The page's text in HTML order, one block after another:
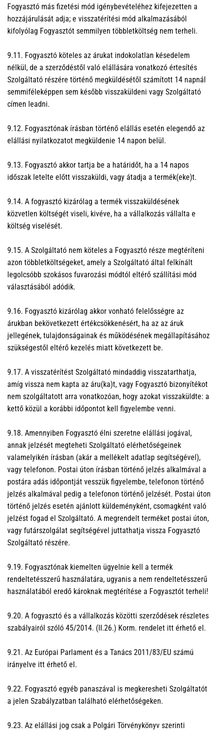
Fogyasztó más fizetési mód igénybevételéhez kifejezetten a
hozzájárulását adja; e visszatérítési mód alkalmazásából
kifolyólag Fogyasztót semmilyen többletköltség nem terheli.
9.11. Fogyasztó köteles az árukat indokolatlan késedelem
nélkül, de a szerződéstől való elállására vonatkozó értesítés
Szolgáltató részére történő megküldésétől számított 14 napnál
semmiféleképpen sem később visszaküldeni vagy Szolgáltató
címen leadni.
9.12. Fogyasztónak írásban történő elállás esetén elegendő az
elállási nyilatkozatot megküldenie 14 napon belül.
9.13. Fogyasztó akkor tartja be a határidőt, ha a 14 napos
időszak letelte előtt visszaküldi, vagy átadja a termék(eke)t.
9.14. A fogyasztó kizárólag a termék visszaküldésének
közvetlen költségét viseli, kivéve, ha a vállalkozás vállalta e
költség viselését.
9.15. A Szolgáltató nem köteles a Fogyasztó része megtéríteni
azon többletköltségeket, amely a Szolgáltató által felkínált
legolcsóbb szokásos fuvarozási módtól eltérő szállítási mód
választásából adódik.
9.16. Fogyasztó kizárólag akkor vonható felelősségre az
árukban bekövetkezett értékcsökkenésért, ha az az áruk
jellegének, tulajdonságainak és működésének megállapításához
szükségestől eltérő kezelés miatt következett be.
9.17. A visszatérítést Szolgáltató mindaddig visszatarthatja,
amíg vissza nem kapta az áru(ka)t, vagy Fogyasztó bizonyítékot
nem szolgáltatott arra vonatkozóan, hogy azokat visszaküldte: a
kettő közül a korábbi időpontot kell figyelembe venni.
9.18. Amennyiben Fogyasztó élni szeretne elállási jogával,
annak jelzését megteheti Szolgáltató elérhetőségeinek
valamelyikén írásban (akár a mellékelt adatlap segítségével),
vagy telefonon. Postai úton írásban történő jelzés alkalmával a
postára adás időpontját vesszük figyelembe, telefonon történő
jelzés alkalmával pedig a telefonon történő jelzését. Postai úton
történő jelzés esetén ajánlott küldeményként, csomagként való
jelzést fogad el Szolgáltató. A megrendelt terméket postai úton,
vagy futárszolgálat segítségével juttathatja vissza Fogyasztó
Szolgáltató részére.
9.19. Fogyasztónak kiemelten ügyelnie kell a termék
rendeltetésszerű használatára, ugyanis a nem rendeltetésszerű
használatából eredő károknak megtérítése a Fogyasztót terheli!
9.20. A fogyasztó és a vállalkozás közötti szerződések részletes
szabályairól szóló 45/2014. (II.26.) Korm. rendelet itt érhető el.
9.21. Az Európai Parlament és a Tanács 2011/83/EU számú
irányelve itt érhető el.
9.22. Fogyasztó egyéb panaszával is megkeresheti Szolgáltatót
a jelen Szabályzatban található elérhetőségeken.
9.23. Az elállási jog csak a Polgári Törvénykönyv szerinti